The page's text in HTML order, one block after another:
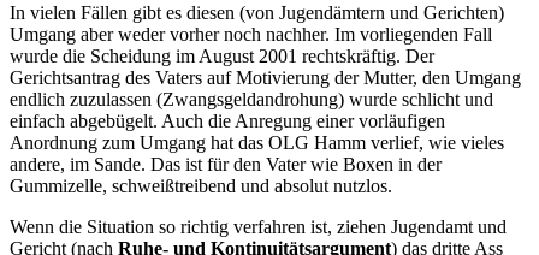
In vielen Fällen gibt es diesen (von Jugendämtern und Gerichten)
Umgang aber weder vorher noch nachher. Im vorliegenden Fall
wurde die Scheidung im August 2001 rechtskräftig. Der
Gerichtsantrag des Vaters auf Motivierung der Mutter, den Umgang
endlich zuzulassen (Zwangs­geld­androhung) wurde schlicht und
einfach abgebügelt. Auch die Anregung einer vorläufigen
Anordnung zum Umgang hat das OLG Hamm verlief, wie vieles
andere, im Sande. Das ist für den Vater wie Boxen in der
Gummizelle, schweißtreibend und absolut nutzlos.
Wenn die Situation so richtig verfahren ist, ziehen Jugendamt und
Gericht (nach Ruhe- und Kontinuitäts­argument) das dritte Ass